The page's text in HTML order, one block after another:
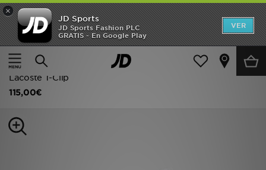
×
JD Sports
JD Sports Fashion PLC
GRATIS - En Google Play
VER
Página principal
Hombre Calzado de hombre
Zapatillas
Lacoste T-Clip
115,00€
Hombre
Mujer
Niños
Estilo